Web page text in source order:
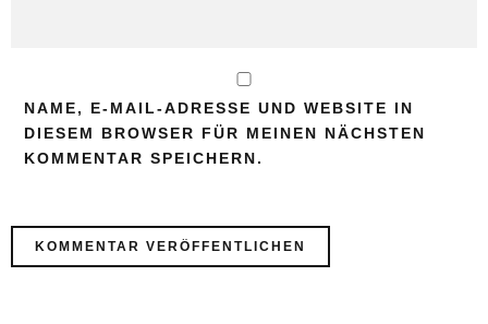
NAME, E-MAIL-ADRESSE UND WEBSITE IN
DIESEM BROWSER FÜR MEINEN NÄCHSTEN
KOMMENTAR SPEICHERN.